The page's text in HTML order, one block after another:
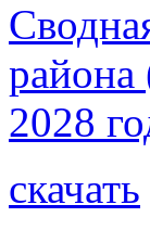
района
2028
скачать